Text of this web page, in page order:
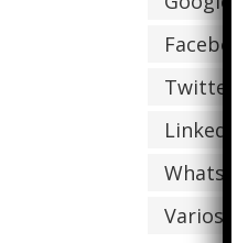
Facebook
Twitter
LinkedIn
Varios